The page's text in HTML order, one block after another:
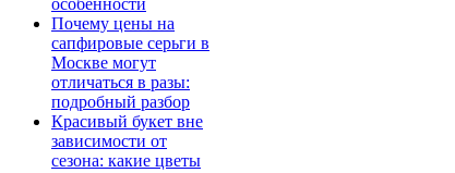
особенности
Почему цены на
сапфировые серьги в
Москве могут
отличаться в разы:
подробный разбор
Красивый букет вне
зависимости от
сезона: какие цветы